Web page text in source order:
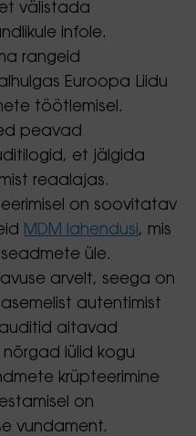
välistada
infole.
rangeid
Euroopa Liidu
töötlemisel.
peavad
et jälgida
reaalajas.
on soovitatav
MDM lahendusi, mis
üle.
arvelt, seega on
autentimist
aitavad
lülid kogu
krüpteerimine
on
vundament.